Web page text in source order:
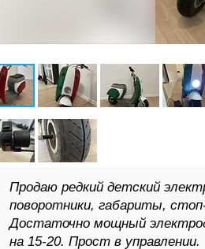
Продаю редкий детский
поворотники, габариты,
Достаточно мощный
на 15-20. Прост в управлении.